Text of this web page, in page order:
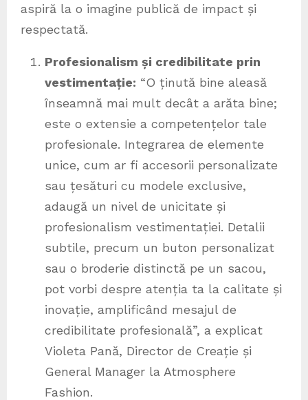
aspiră la o imagine publică de impact și
respectată.
Profesionalism și credibilitate prin
vestimentație: “O ținută bine aleasă
înseamnă mai mult decât a arăta bine;
este o extensie a competențelor tale
profesionale. Integrarea de elemente
unice, cum ar fi accesorii personalizate
sau țesături cu modele exclusive,
adaugă un nivel de unicitate și
profesionalism vestimentației. Detalii
subtile, precum un buton personalizat
sau o broderie distinctă pe un sacou,
pot vorbi despre atenția ta la calitate și
inovație, amplificând mesajul de
credibilitate profesională”, a explicat
Violeta Pană, Director de Creație și
General Manager la Atmosphere
Fashion.